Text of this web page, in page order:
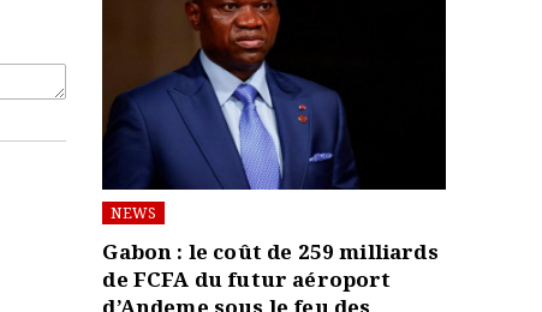
NEWS
Gabon : le coût de 259 milliards
de FCFA du futur aéroport